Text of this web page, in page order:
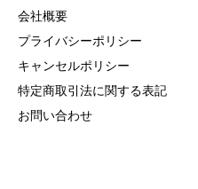
会社概要
プライバシーポリシー
キャンセルポリシー
特定商取引法に関する表記
お問い合わせ